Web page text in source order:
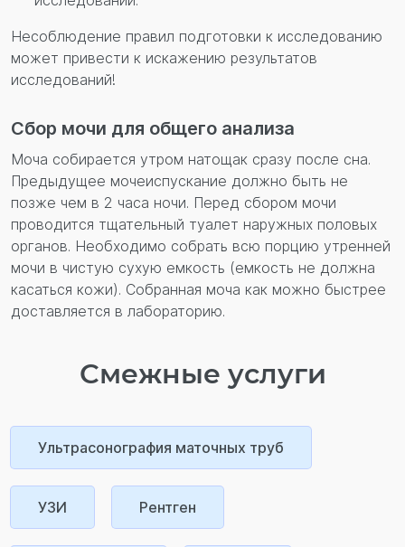
Несоблюдение правил подготовки к исследованию
может привести к искажению результатов
исследований!
Сбор мочи для общего анализа
Моча собирается утром натощак сразу после сна.
Предыдущее мочеиспускание должно быть не
позже чем в 2 часа ночи. Перед сбором мочи
проводится тщательный туалет наружных половых
органов. Необходимо собрать всю порцию утренней
мочи в чистую сухую емкость (емкость не должна
касаться кожи). Собранная моча как можно быстрее
доставляется в лабораторию.
Смежные услуги
Ультрасонография маточных труб
УЗИ Рентген